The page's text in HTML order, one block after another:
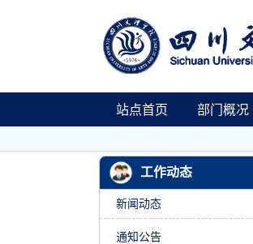
站点首页 部门概况
工作动态
新闻动态
通知公告